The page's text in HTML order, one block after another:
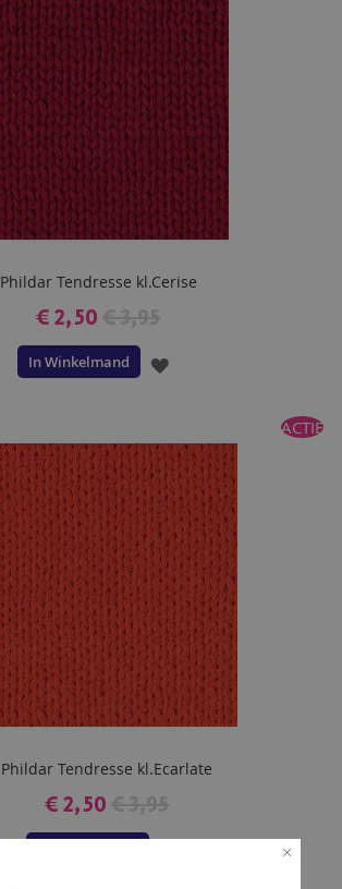
Phildar Tendresse kl.Cerise
€ 2,50
In Winkelmand
VOEG
AAN
VERLANGLIJST
ACTIE
Phildar Tendresse kl.Ecarlate
€ 2,50